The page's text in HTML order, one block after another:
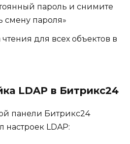
пароль и снимите
смену пароля»
для всех объектов в
LDAP в Битрикс24
панели Битрикс24
настроек LDAP: